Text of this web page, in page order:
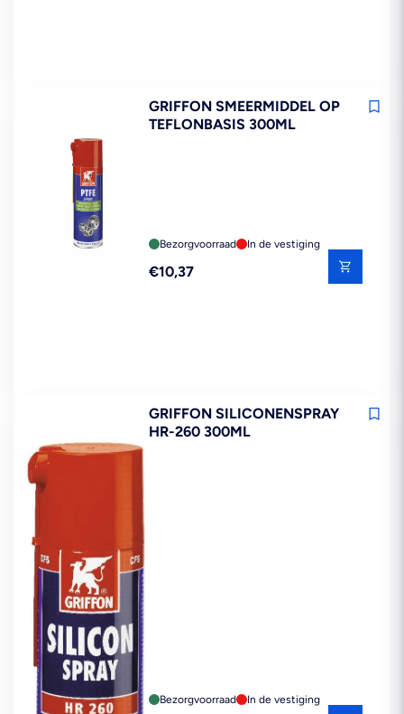
GRIFFON SMEERMIDDEL OP
TEFLONBASIS 300ML
Bezorgvoorraad In de vestiging
Reguliere
€10,37
GRIFFON SILICONENSPRAY
HR-260 300ML
Bezorgvoorraad In de vestiging